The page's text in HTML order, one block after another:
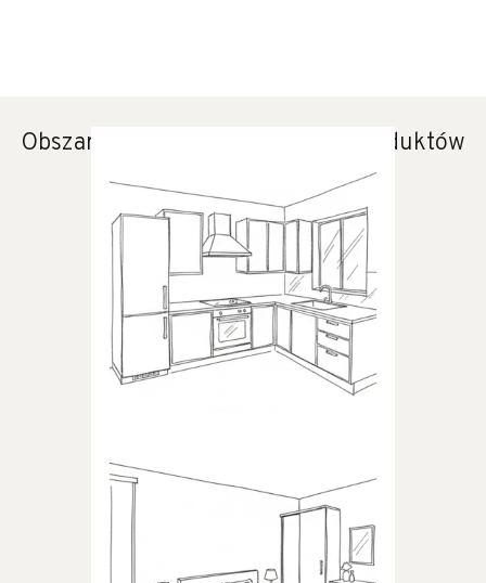
Obszary zastosowania naszych produktów
KUCHNIA
Produkty dedykowane do
kuchni